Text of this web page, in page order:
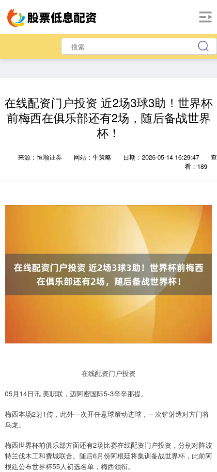
在线配资门户投资 近2场3球3助！世界杯
前梅西在俱乐部还有2场，随后备战世界
杯！
来源：恒顺证券 网站：牛策略 日期：2026-05-14 16:29:47
查
看：189
在线配资门户投资
05月14日讯 美职联，迈阿密国际5-3辛辛那提。
梅西本场2射1传，此外一次开任意球策动进球，一次铲射造对方门将
乌龙。
梅西世界杯前俱乐部方面还有2场比赛在线配资门户投资，分别对阵波
特兰伐木工和费城联合。随后6月份阿根廷将集训备战世界杯，此前阿
根廷公布世界杯55人初选名单，梅西领衔。